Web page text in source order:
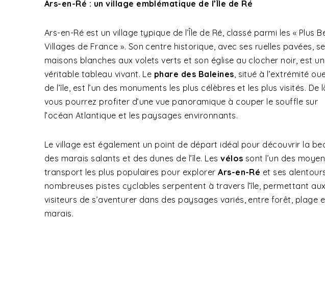
Ars-en-Ré : un village emblématique de l’Île de Ré
Ars-en-Ré est un village typique de l’Île de Ré, classé parmi les « Plus
Villages de France ». Son centre historique, avec ses ruelles pavées,
maisons blanches aux volets verts et son église au clocher noir, est un
véritable tableau vivant. Le phare des Baleines, situé à l’extrémité
de l’île, est l’un des monuments les plus célèbres et les plus visités. De
vous pourrez profiter d’une vue panoramique à couper le souffle sur
l’océan Atlantique et les paysages environnants.
Le village est également un point de départ idéal pour découvrir la
des marais salants et des dunes de l’île. Lesvélos sont l’un des
transport les plus populaires pour explorerArs-en-Ré et ses
nombreuses pistes cyclables serpentent à travers l’île, permettant aux
visiteurs de s’aventurer dans des paysages variés, entre forêt, plage
marais.